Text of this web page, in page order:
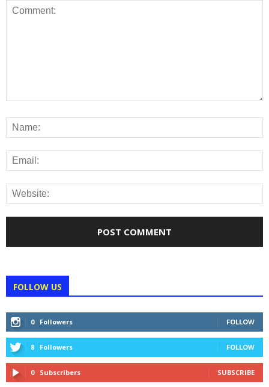
FOLLOW US
0 Followers FOLLOW
8 Followers FOLLOW
0 Subscribers SUBSCRIBE